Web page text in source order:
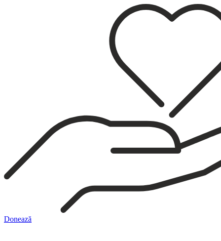
Donează